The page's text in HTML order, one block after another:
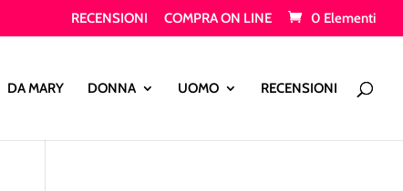
RECENSIONI COMPRA ON LINE 0 Elementi
DA MARY DONNA UOMO RECENSIONI
Products